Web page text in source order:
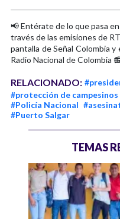
📢 Entérate de lo que pasa
través de las emisiones de
pantalla de Señal Colombia
Radio Nacional de Colombia
RELACIONADO:
#protección de campesinos
#Policía Nacional
#Puerto Salgar
TEMAS